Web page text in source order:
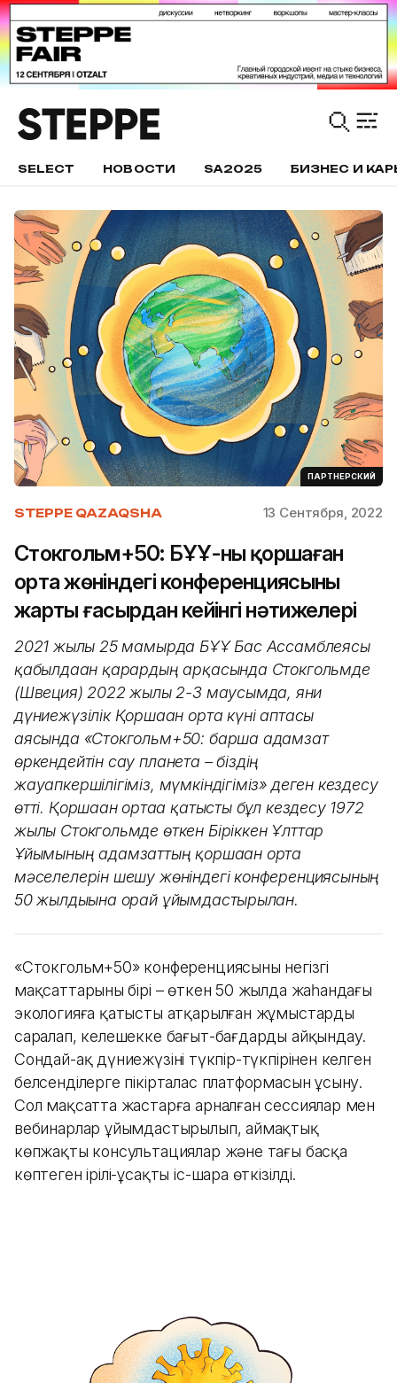
SELECT НОВОСТИ SA2025 БИЗНЕС И
ПАРТНЕРСКИЙ
STEPPE QAZAQSHA 13 Сентября, 2022
Стокгольм+50: БҰҰ-ның қоршаған
орта жөніндегі конференциясының
жарты ғасырдан кейінгі нәтижелері
2021 жылғы 25 мамырда БҰҰ Бас Ассамблеясы
қабылдаған қарардың арқасында Стокгольмде
(Швеция) 2022 жылғы 2-3 маусымда, яғни
дүниежүзілік Қоршаған орта күні аптасы
аясында «Стокгольм+50: барша адамзат
өркендейтін сау планета – біздің
жауапкершілігіміз, мүмкіндігіміз» деген кездесу
өтті. Қоршаған ортаға қатысты бұл кездесу 1972
жылы Стокгольмде өткен Біріккен Ұлттар
Ұйымының адамзаттың қоршаған орта
мәселелерін шешу жөніндегі конференциясының
50 жылдығына орай ұйымдастырылған.
«Стокгольм+50» конференциясының негізгі
мақсаттарының бірі – өткен 50 жылда жаһандағы
экологияға қатысты атқарылған жұмыстарды
саралап, келешекке бағыт-бағдарды айқындау.
Сондай-ақ дүниежүзінің түкпір-түкпірінен келген
белсенділерге пікірталас платформасын ұсыну.
Сол мақсатта жастарға арналған сессиялар мен
вебинарлар ұйымдастырылып, аймақтық
көпжақты консультациялар және тағы басқа
көптеген ірілі-ұсақты іс-шара өткізілді.